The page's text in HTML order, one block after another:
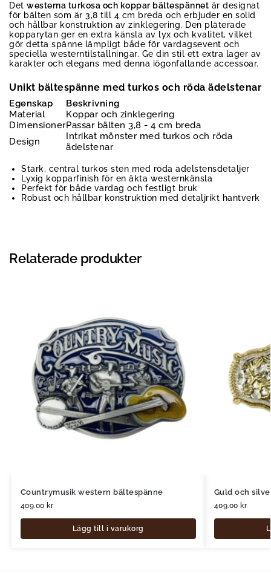
Det westerna turkosa och koppar bältespännet är designat
för bälten som är 3,8 till 4 cm breda och erbjuder en solid
och hållbar konstruktion av zinklegering. Den pläterade
kopparytan ger en extra känsla av lyx och kvalitet, vilket
gör detta spänne lämpligt både för vardagsevent och
speciella westerntilställningar. Ge din stil ett extra lager av
karakter och elegans med denna iögonfallande accessoar.
Unikt bältespänne med turkos och röda ädelstenar
Egenskap
Beskrivning
Material
Koppar och zinklegering
DimensionerPassar bälten 3,8 - 4 cm breda
Design
Intrikat mönster med turkos och röda
ädelstenar
Stark, central turkos sten med röda ädelstensdetaljer
Lyxig kopparfinish för en äkta westernkänsla
Perfekt för både vardag och festligt bruk
Robust och hållbar konstruktion med detaljrikt hantverk
Relaterade produkter
Countrymusik western bältespänne
409.00 kr
Lägg till i varukorg
Guld och
409.00 kr